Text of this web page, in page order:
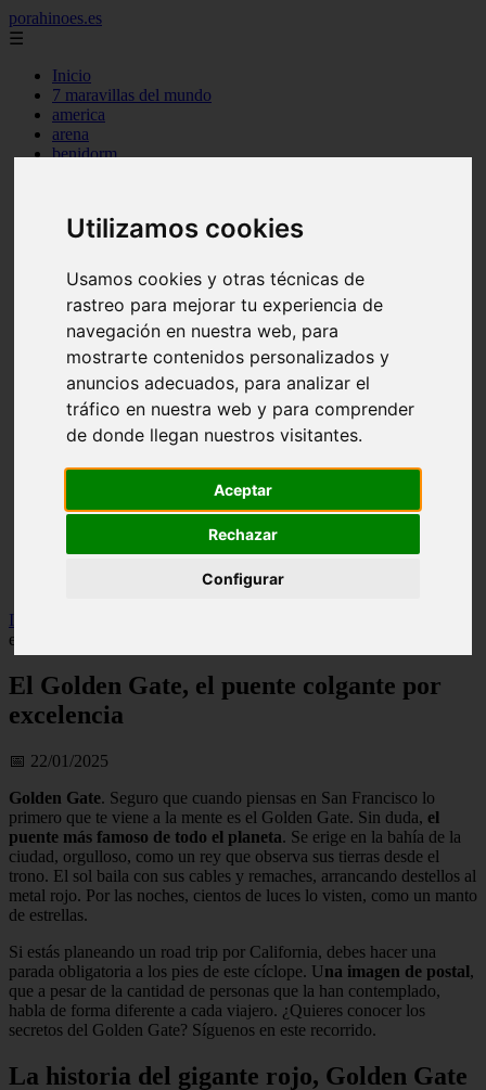
Utilizamos cookies
Usamos cookies y otras técnicas de
rastreo para mejorar tu experiencia de
navegación en nuestra web, para
mostrarte contenidos personalizados y
anuncios adecuados, para analizar el
tráfico en nuestra web y para comprender
de donde llegan nuestros visitantes.
Aceptar
Rechazar
Configurar
porahinoes.es
☰
Inicio
7 maravillas del mundo
america
arena
benidorm
c generalidades del pais
c neuquen
c provincias
c rio negro
c santa fe
c tierra de fuego
c tucuman
c zona austral
carmen
category
destinos
gijon
live
Inicio
excelencia
El Golden Gate, el puente colgante por
excelencia
📅 22/01/2025
Golden Gate. Seguro que cuando piensas en San Francisco lo
primero que te viene a la mente es el Golden Gate. Sin duda, el
puente más famoso de todo el planeta. Se erige en la bahía de la
ciudad, orgulloso, como un rey que observa sus tierras desde el
trono. El sol baila con sus cables y remaches, arrancando destellos al
metal rojo. Por las noches, cientos de luces lo visten, como un manto
de estrellas.
Si estás planeando un road trip por California, debes hacer una
parada obligatoria a los pies de este cíclope. Una imagen de postal,
que a pesar de la cantidad de personas que la han contemplado,
habla de forma diferente a cada viajero. ¿Quieres conocer los
secretos del Golden Gate? Síguenos en este recorrido.
La historia del gigante rojo, Golden Gate